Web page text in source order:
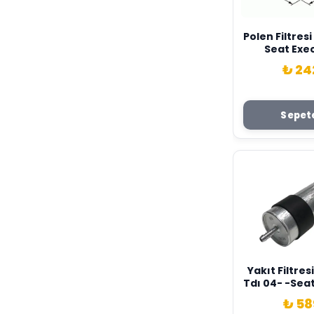
Polen
Seat
₺
Yakıt
Tdı 04- -
08- X Sardes
₺